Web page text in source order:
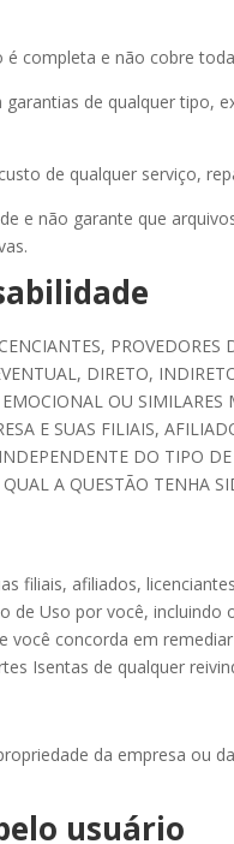
completa e não cobre
de qualquer tipo,
de qualquer serviço,
e não garante que
DIRETO,
OU
E SUAS FILIAIS,
DO TIPO
A QUESTÃO TENHA
filiais, afiliados,
de Uso por você,
você concorda em
Isentas de qualquer
da empresa ou
usuário